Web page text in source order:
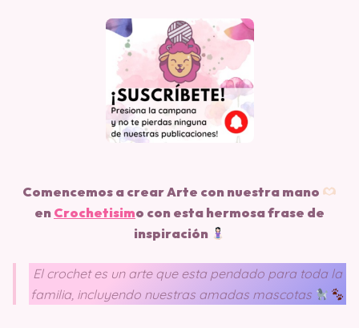
Comencemos a crear Arte con nuestra mano
en Crochetisimo con esta hermosa frase de
inspiración
El crochet es un arte que esta pendado para toda la
familia, incluyendo nuestras amadas mascotas